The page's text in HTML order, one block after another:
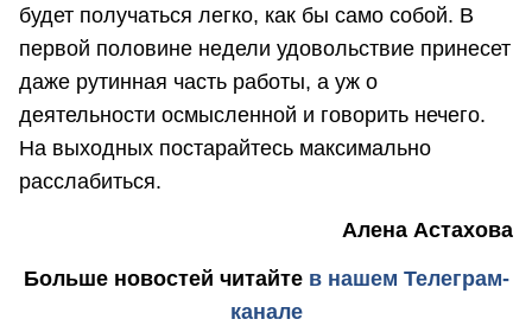
будет получаться легко, как бы само собой. В
первой половине недели удовольствие принесет
даже рутинная часть работы, а уж о
деятельности осмысленной и говорить нечего.
На выходных постарайтесь максимально
расслабиться.
Алена Астахова
Больше новостей читайте в нашем Телеграм-
канале